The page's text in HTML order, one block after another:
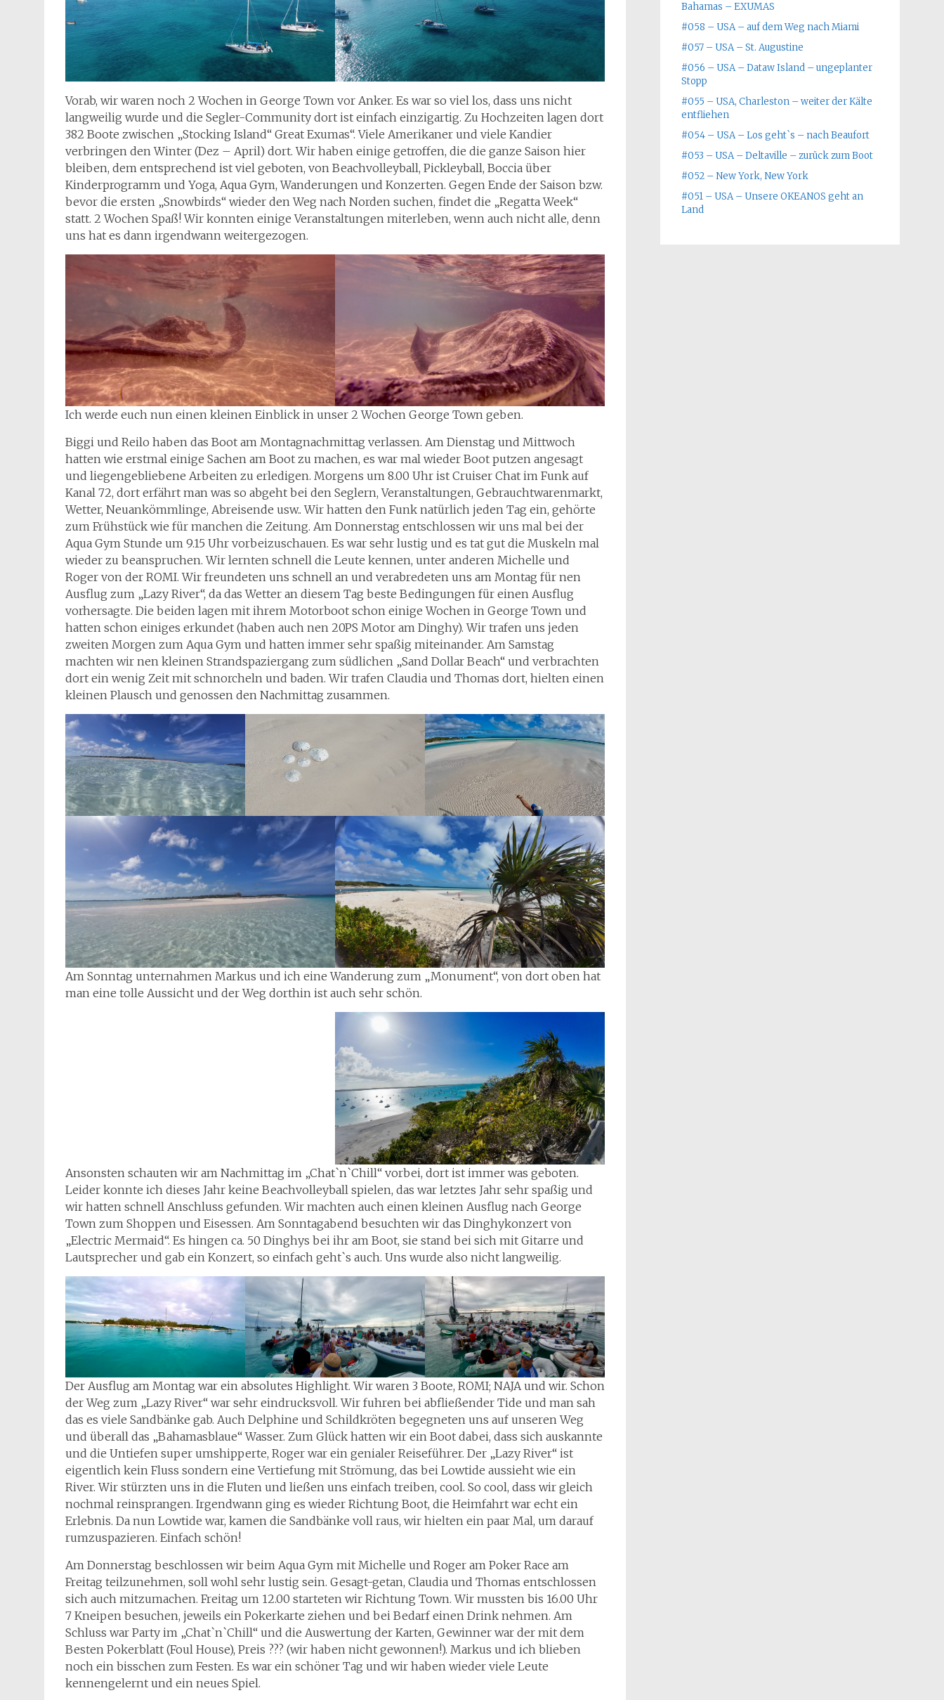
Vorab, wir waren noch 2 Wochen in George Town vor Anker. Es war so viel los, dass uns nicht
langweilig wurde und die Segler-Community dort ist einfach einzigartig. Zu Hochzeiten lagen dort
382 Boote zwischen „Stocking Island“ Great Exumas“. Viele Amerikaner und viele Kandier
verbringen den Winter (Dez – April) dort. Wir haben einige getroffen, die die ganze Saison hier
bleiben, dem entsprechend ist viel geboten, von Beachvolleyball, Pickleyball, Boccia über
Kinderprogramm und Yoga, Aqua Gym, Wanderungen und Konzerten. Gegen Ende der Saison bzw.
bevor die ersten „Snowbirds“ wieder den Weg nach Norden suchen, findet die „Regatta Week“
statt. 2 Wochen Spaß! Wir konnten einige Veranstaltungen miterleben, wenn auch nicht alle, denn
uns hat es dann irgendwann weitergezogen.
Ich werde euch nun einen kleinen Einblick in unser 2 Wochen George Town geben.
Biggi und Reilo haben das Boot am Montagnachmittag verlassen. Am Dienstag und Mittwoch
hatten wie erstmal einige Sachen am Boot zu machen, es war mal wieder Boot putzen angesagt
und liegengebliebene Arbeiten zu erledigen. Morgens um 8.00 Uhr ist Cruiser Chat im Funk auf
Kanal 72, dort erfährt man was so abgeht bei den Seglern, Veranstaltungen, Gebrauchtwarenmarkt,
Wetter, Neuankömmlinge, Abreisende usw.. Wir hatten den Funk natürlich jeden Tag ein, gehörte
zum Frühstück wie für manchen die Zeitung. Am Donnerstag entschlossen wir uns mal bei der
Aqua Gym Stunde um 9.15 Uhr vorbeizuschauen. Es war sehr lustig und es tat gut die Muskeln mal
wieder zu beanspruchen. Wir lernten schnell die Leute kennen, unter anderen Michelle und
Roger von der ROMI. Wir freundeten uns schnell an und verabredeten uns am Montag für nen
Ausflug zum „Lazy River“, da das Wetter an diesem Tag beste Bedingungen für einen Ausflug
vorhersagte. Die beiden lagen mit ihrem Motorboot schon einige Wochen in George Town und
hatten schon einiges erkundet (haben auch nen 20PS Motor am Dinghy). Wir trafen uns jeden
zweiten Morgen zum Aqua Gym und hatten immer sehr spaßig miteinander. Am Samstag
machten wir nen kleinen Strandspaziergang zum südlichen „Sand Dollar Beach“ und verbrachten
dort ein wenig Zeit mit schnorcheln und baden. Wir trafen Claudia und Thomas dort, hielten einen
kleinen Plausch und genossen den Nachmittag zusammen.
Am Sonntag unternahmen Markus und ich eine Wanderung zum „Monument“, von dort oben hat
man eine tolle Aussicht und der Weg dorthin ist auch sehr schön.
Ansonsten schauten wir am Nachmittag im „Chat`n`Chill“ vorbei, dort ist immer was geboten.
Leider konnte ich dieses Jahr keine Beachvolleyball spielen, das war letztes Jahr sehr spaßig und
wir hatten schnell Anschluss gefunden. Wir machten auch einen kleinen Ausflug nach George
Town zum Shoppen und Eisessen. Am Sonntagabend besuchten wir das Dinghykonzert von
„Electric Mermaid“. Es hingen ca. 50 Dinghys bei ihr am Boot, sie stand bei sich mit Gitarre und
Lautsprecher und gab ein Konzert, so einfach geht`s auch. Uns wurde also nicht langweilig.
Der Ausflug am Montag war ein absolutes Highlight. Wir waren 3 Boote, ROMI; NAJA und wir. Schon
der Weg zum „Lazy River“ war sehr eindrucksvoll. Wir fuhren bei abfließender Tide und man sah
das es viele Sandbänke gab. Auch Delphine und Schildkröten begegneten uns auf unseren Weg
und überall das „Bahamasblaue“ Wasser. Zum Glück hatten wir ein Boot dabei, dass sich auskannte
und die Untiefen super umshipperte, Roger war ein genialer Reiseführer. Der „Lazy River“ ist
eigentlich kein Fluss sondern eine Vertiefung mit Strömung, das bei Lowtide aussieht wie ein
River. Wir stürzten uns in die Fluten und ließen uns einfach treiben, cool. So cool, dass wir gleich
nochmal reinsprangen. Irgendwann ging es wieder Richtung Boot, die Heimfahrt war echt ein
Erlebnis. Da nun Lowtide war, kamen die Sandbänke voll raus, wir hielten ein paar Mal, um darauf
rumzuspazieren. Einfach schön!
Am Donnerstag beschlossen wir beim Aqua Gym mit Michelle und Roger am Poker Race am
Freitag teilzunehmen, soll wohl sehr lustig sein. Gesagt-getan, Claudia und Thomas entschlossen
sich auch mitzumachen. Freitag um 12.00 starteten wir Richtung Town. Wir mussten bis 16.00 Uhr
7 Kneipen besuchen, jeweils ein Pokerkarte ziehen und bei Bedarf einen Drink nehmen. Am
Schluss war Party im „Chat`n`Chill“ und die Auswertung der Karten, Gewinner war der mit dem
Besten Pokerblatt (Foul House), Preis ??? (wir haben nicht gewonnen!). Markus und ich blieben
noch ein bisschen zum Festen. Es war ein schöner Tag und wir haben wieder viele Leute
kennengelernt und ein neues Spiel.
Bahamas – EXUMAS
#058 – USA – auf dem Weg nach Miami
#057 – USA – St. Augustine
#056 – USA – Dataw Island – ungeplanter
Stopp
#055 – USA, Charleston – weiter der Kälte
entfliehen
#054 – USA – Los geht`s – nach Beaufort
#053 – USA – Deltaville – zurück zum Boot
#052 – New York, New York
#051 – USA – Unsere OKEANOS geht an
Land